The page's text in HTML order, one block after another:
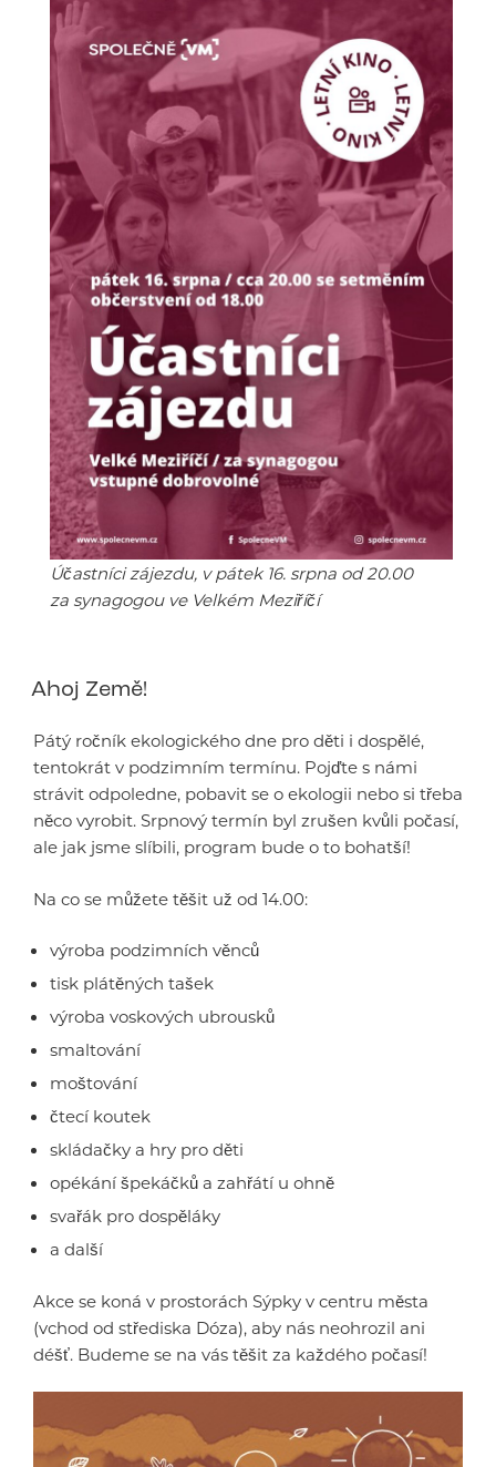
Účastníci zájezdu, v pátek 16. srpna od 20.00
za synagogou ve Velkém Meziříčí
Ahoj Země!
Pátý ročník ekologického dne pro děti i dospělé,
tentokrát v podzimním termínu. Pojďte s námi
strávit odpoledne, pobavit se o ekologii nebo si třeba
něco vyrobit. Srpnový termín byl zrušen kvůli počasí,
ale jak jsme slíbili, program bude o to bohatší!
Na co se můžete těšit už od 14.00:
výroba podzimních věnců
tisk plátěných tašek
výroba voskových ubrousků
smaltování
moštování
čtecí koutek
skládačky a hry pro děti
opékání špekáčků a zahřátí u ohně
svařák pro dospěláky
a další
Akce se koná v prostorách Sýpky v centru města
(vchod od střediska Dóza), aby nás neohrozil ani
déšť. Budeme se na vás těšit za každého počasí!